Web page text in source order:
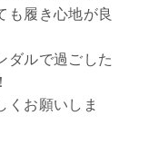
も履き心地が良
ダルで過ごした
くお願いしま